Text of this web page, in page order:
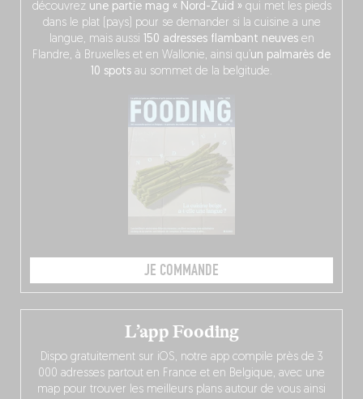
découvrez une partie mag « Nord-Zuid » qui met les pieds
dans le plat (pays) pour se demander si la cuisine a une
langue, mais aussi 150 adresses flambant neuvesen
Flandre, à Bruxelles et en Wallonie, ainsi qu’ un palmarès de
10 spots au sommet de la belgitude.
JE COMMANDE
L’app Fooding
Dispo gratuitement sur iOS, notre app compile près de 3
000 adresses partout en France et en Belgique, avec une
map pour trouver les meilleurs plans autour de vous ainsi